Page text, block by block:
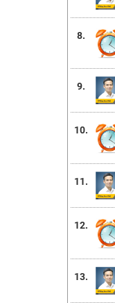
8.
9.
10.
11.
12.
13.